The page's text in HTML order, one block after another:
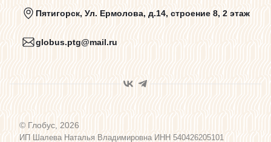
Политика конфиденциальности
Пользовательское соглашение
Программа лояльности
Пятигорск, Ул. Ермолова, д.14, строение 8, 2 этаж
globus.ptg@mail.ru
© Глобус, 2026
ИП Шалева Наталья Владимировна ИНН 540426205101